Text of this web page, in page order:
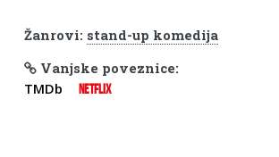
Žanrovi: stand-up komedija
Vanjske poveznice:
TMDb NETFLIX